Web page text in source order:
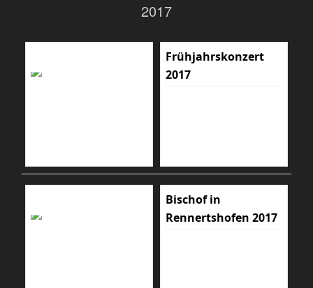
2017
Frühjahrskonzert
2017
Bischof in
Rennertshofen 2017